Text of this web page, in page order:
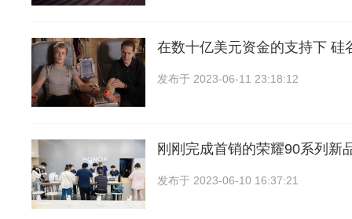
在数十亿美元资金的支持下 硅
发布于 2023-06-11 23:18:12
刚刚完成首销的荣耀90系列新
发布于 2023-06-10 16:37:21